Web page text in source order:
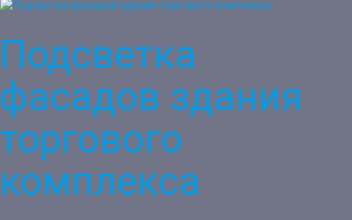
Подсветка
фасадов здания
торгового
комплекса